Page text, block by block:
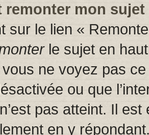
remonter mon sujet
sur le lien «
le sujet en
ne voyez pas
ou que
pas atteint. Il
en y